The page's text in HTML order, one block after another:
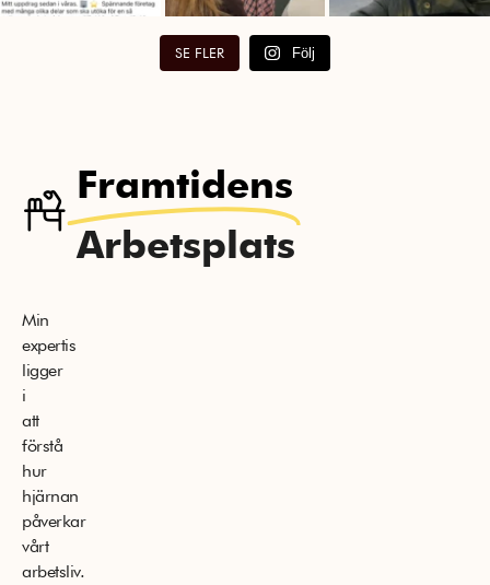
SE FLER Följ
Framtidens
Arbetsplats
Min
expertis
ligger
i
att
förstå
hur
hjärnan
påverkar
vårt
arbetsliv.